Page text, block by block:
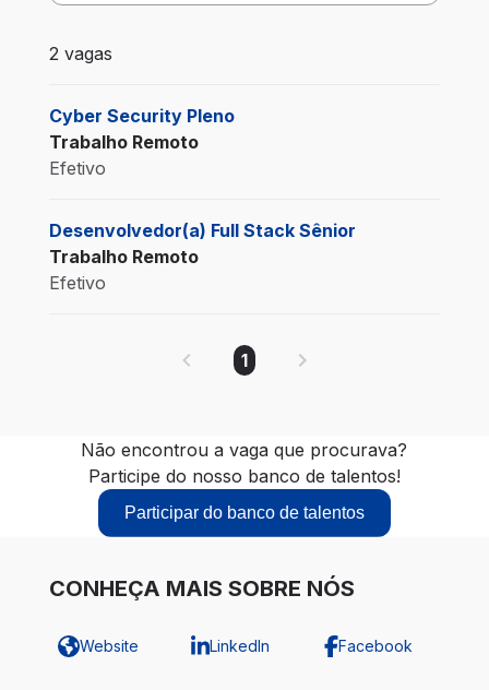
2 vagas encontradas para 0 filtros aplicados
2 vagas
Cyber Security Pleno
Trabalho Remoto
Efetivo
Desenvolvedor(a) Full Stack Sênior
Trabalho Remoto
Efetivo
1
Não encontrou a vaga que procurava?
Participe do nosso banco de talentos!
Participar do banco de talentos
CONHEÇA MAIS SOBRE NÓS
Website LinkedIn Facebook